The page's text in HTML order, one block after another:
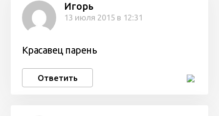
Игорь
13 июля 2015 в 12:31
Красавец парень
Ответить